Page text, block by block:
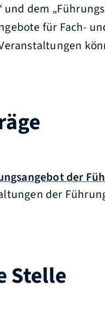
und dem
für Fach-
der
der
Stelle